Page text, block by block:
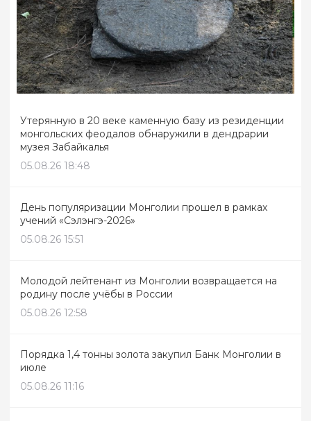
Утерянную в 20 веке каменную базу из резиденции
монгольских феодалов обнаружили в дендрарии
музея Забайкалья
05.08.26 18:48
День популяризации Монголии прошел в рамках
учений «Сэлэнгэ-2026»
05.08.26 15:51
Молодой лейтенант из Монголии возвращается на
родину после учёбы в России
05.08.26 12:58
Порядка 1,4 тонны золота закупил Банк Монголии в
июле
05.08.26 11:16